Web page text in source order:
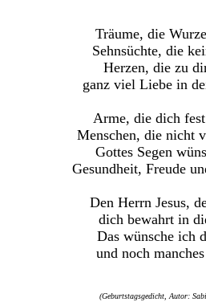
Träume, die
Sehnsüchte, die
Herzen, die zu
ganz viel Liebe in
Arme, die dich
Menschen, die nicht
Gottes Segen
Gesundheit, Freude
Den Herrn Jesus,
dich bewahrt in
Das wünsche ich
und noch
(Geburtstagsgedicht, Autor: